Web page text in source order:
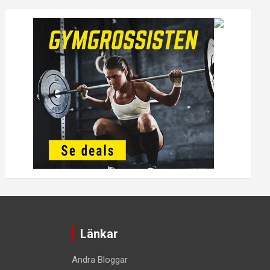
Länkar
Andra Bloggar